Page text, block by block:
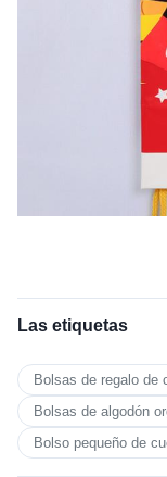
Las etiquetas
Bolsas de regalo de
Bolsas de algodón
Bolso pequeño de